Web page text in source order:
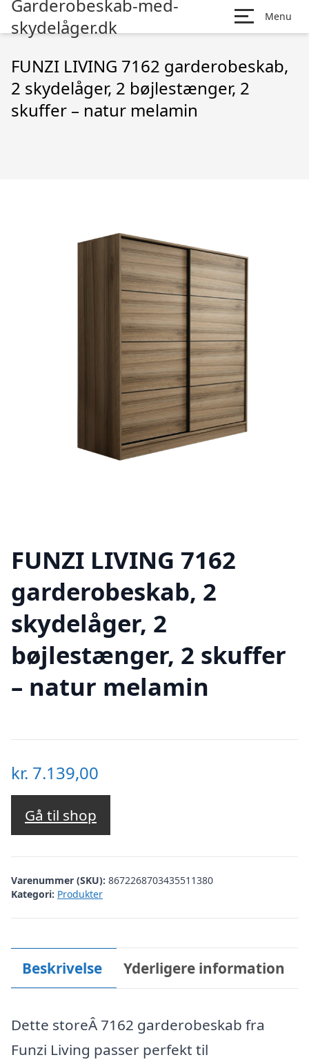
Garderobeskab-med-
skydelåger.dk
Menu
FUNZI LIVING 7162 garderobeskab,
2 skydelåger, 2 bøjlestænger, 2
skuffer – natur melamin
FUNZI LIVING 7162
garderobeskab, 2
skydelåger, 2
bøjlestænger, 2 skuffer
– natur melamin
kr. 7.139,00
Gå til shop
Varenummer (SKU): 8672268703435511380
Kategori: Produkter
Beskrivelse Yderligere information
Dette storeÂ 7162 garderobeskab fra
Funzi Living passer perfekt til